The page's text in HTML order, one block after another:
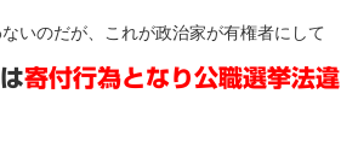
いのだが、これが政治家が有権者にして
寄付行為となり公職選挙法違